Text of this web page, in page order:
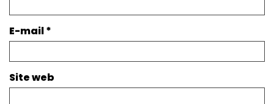
E-mail*
Site web